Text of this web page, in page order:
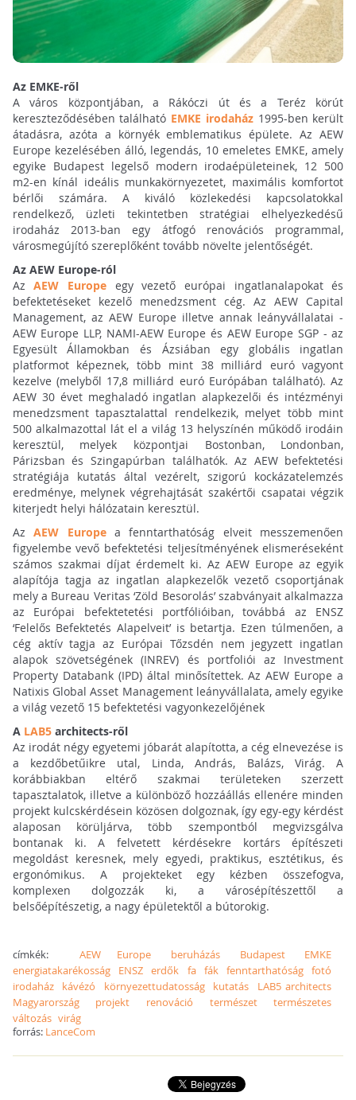
Az EMKE-ről
A város központjában, a Rákóczi út és a Teréz körút
kereszteződésében található EMKE irodaház 1995-ben került
átadásra, azóta a környék emblematikus épülete. Az AEW
Europe kezelésében álló, legendás, 10 emeletes EMKE, amely
egyike Budapest legelső modern irodaépületeinek, 12 500
m2-en kínál ideális munkakörnyezetet, maximális komfortot
bérlői számára. A kiváló közlekedési kapcsolatokkal
rendelkező, üzleti tekintetben stratégiai elhelyezkedésű
irodaház 2013-ban egy átfogó renovációs programmal,
városmegújító szereplőként tovább növelte jelentőségét.
Az AEW Europe-ról
AzAEW Europe egy vezető európai ingatlanalapokat és
befektetéseket kezelő menedzsment cég. Az AEW Capital
Management, az AEW Europe illetve annak leányvállalatai -
AEW Europe LLP, NAMI-AEW Europe és AEW Europe SGP - az
Egyesült Államokban és Ázsiában egy globális ingatlan
platformot képeznek, több mint 38 milliárd euró vagyont
kezelve (melyből 17,8 milliárd euró Európában található). Az
AEW 30 évet meghaladó ingatlan alapkezelői és intézményi
menedzsment tapasztalattal rendelkezik, melyet több mint
500 alkalmazottal lát el a világ 13 helyszínén működő irodáin
keresztül, melyek központjai Bostonban, Londonban,
Párizsban és Szingapúrban találhatók. Az AEW befektetési
stratégiája kutatás által vezérelt, szigorú kockázatelemzés
eredménye, melynek végrehajtását szakértői csapatai végzik
kiterjedt helyi hálózatain keresztül.
AzAEW Europea fenntarthatóság elveit messzemenően
figyelembe vevő befektetési teljesítményének elismeréseként
számos szakmai díjat érdemelt ki. Az AEW Europe az egyik
alapítója tagja az ingatlan alapkezelők vezető csoportjának
mely a Bureau Veritas ‘Zöld Besorolás’ szabványait alkalmazza
az Európai befektetetési portfólióiban, továbbá az ENSZ
‘Felelős Befektetés Alapelveit’ is betartja. Ezen túlmenően, a
cég aktív tagja az Európai Tőzsdén nem jegyzett ingatlan
alapok szövetségének (INREV) és portfoliói az Investment
Property Databank (IPD) által minősítettek. Az AEW Europe a
Natixis Global Asset Management leányvállalata, amely egyike
a világ vezető 15 befektetési vagyonkezelőjének
A LAB5architects-ről
Az irodát négy egyetemi jóbarát alapította, a cég elnevezése is
a kezdőbetűikre utal, Linda, András, Balázs, Virág. A
korábbiakban eltérő szakmai területeken szerzett
tapasztalatok, illetve a különböző hozzáállás ellenére minden
projekt kulcskérdésein közösen dolgoznak, így egy-egy kérdést
alaposan körüljárva, több szempontból megvizsgálva
bontanak ki. A felvetett kérdésekre kortárs építészeti
megoldást keresnek, mely egyedi, praktikus, esztétikus, és
ergonómikus. A projekteket egy kézben összefogva,
komplexen dolgozzák ki, a városépítészettől a
belsőépítészetig, a nagy épületektől a bútorokig.
címkék:AEW Europe beruházás Budapest
EMKE
energiatakarékosság
ENSZ erdők fa fák fenntarthatóság fotó
irodaház
kávézó környezettudatosság kutatás
LAB5 architects
Magyarország
projekt renováció természet
természetes
változás virág
forrás: LanceCom